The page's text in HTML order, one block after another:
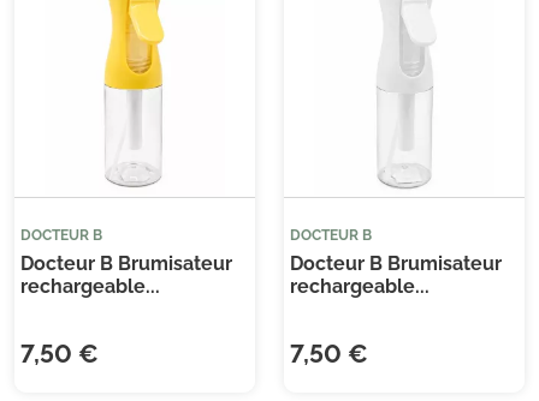
(2 avis)
DOCTEUR B
Docteur B Brumisateur
rechargeable...
7,50 €
DOCTEUR B
Docteur B Brumisateur
rechargeable...
7,50 €